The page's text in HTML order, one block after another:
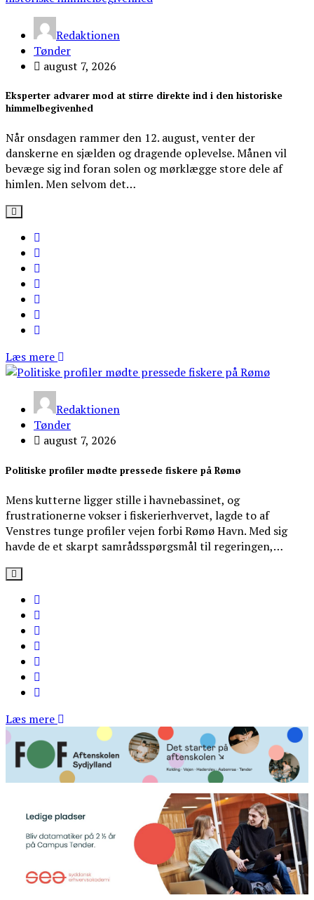
Redaktionen
Tønder
august 7, 2026
Eksperter advarer mod at stirre direkte ind i den historiske
himmelbegivenhed
Når onsdagen rammer den 12. august, venter der
danskerne en sjælden og dragende oplevelse. Månen vil
bevæge sig ind foran solen og mørklægge store dele af
himlen. Men selvom det…
Læs mere
Redaktionen
Tønder
august 7, 2026
Politiske profiler mødte pressede fiskere på Rømø
Mens kutterne ligger stille i havnebassinet, og
frustrationerne vokser i fiskerierhvervet, lagde to af
Venstres tunge profiler vejen forbi Rømø Havn. Med sig
havde de et skarpt samrådsspørgsmål til regeringen,…
Læs mere